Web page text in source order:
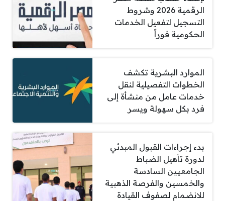
الرقمية 2026 وشروط
التسجيل لتفعيل الخدمات
الحكومية فوراً
الموارد البشرية تكشف
الخطوات التفصيلية لنقل
خدمات عامل من منشأة إلى
فرد بكل سهولة ويسر
بدء إجراءات القبول المبدئي
لدورة تأهيل الضباط
الجامعيين السادسة
والخمسين والفرصة الذهبية
للانضمام لصفوف القيادة